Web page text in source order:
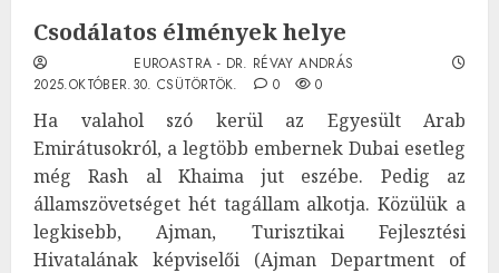
Csodálatos élmények helye
EUROASTRA - DR. RÉVAY ANDRÁS
2025.OKTÓBER.30. CSÜTÖRTÖK.
0 0
Ha valahol szó kerül az Egyesült Arab
Emirátusokról, a legtöbb embernek Dubai esetleg
még Rash al Khaima jut eszébe. Pedig az
államszövetséget hét tagállam alkotja. Közülük a
legkisebb, Ajman, Turisztikai Fejlesztési
Hivatalának képviselői (Ajman Department of